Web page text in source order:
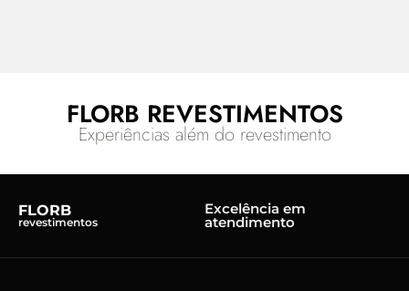
FLORB REVESTIMENTOS
Experiências além do revestimento
FLORB
revestimentos
Excelência em
atendimento